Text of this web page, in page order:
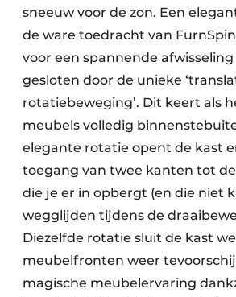
sneeuw voor de zon. Een
de ware toedracht van
voor een spannende
gesloten door de unieke
rotatiebeweging’. Dit keert als
meubels volledig
elegante rotatie opent de kast
toegang van twee kanten tot
die je er in opbergt (en die niet
wegglijden tijdens de
Diezelfde rotatie sluit de kast
meubelfronten weer
magische meubelervaring